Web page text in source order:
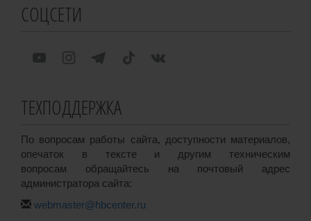
СОЦСЕТИ
ТЕХПОДДЕРЖКА
По вопросам работы сайта, доступности материалов,
опечаток в тексте и другим техническим
вопросам обращайтесь на почтовый адрес
администратора сайта:
webmaster@hbcenter.ru